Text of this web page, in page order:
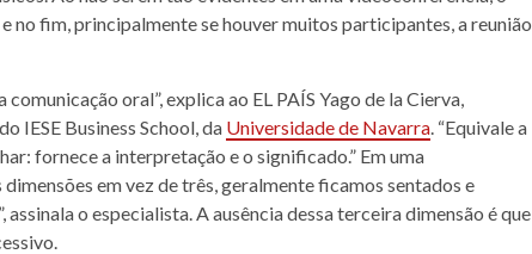
no fim, principalmente se houver muitos participantes, a reunião
oral”, explica ao EL PAÍS Yago de la Cierva,
IESE Business School, da Universidade de Navarra . “Equivale a
fornece a interpretação e o significado.” Em uma
em vez de três, geralmente ficamos sentados e
o especialista. A ausência dessa terceira dimensão é que